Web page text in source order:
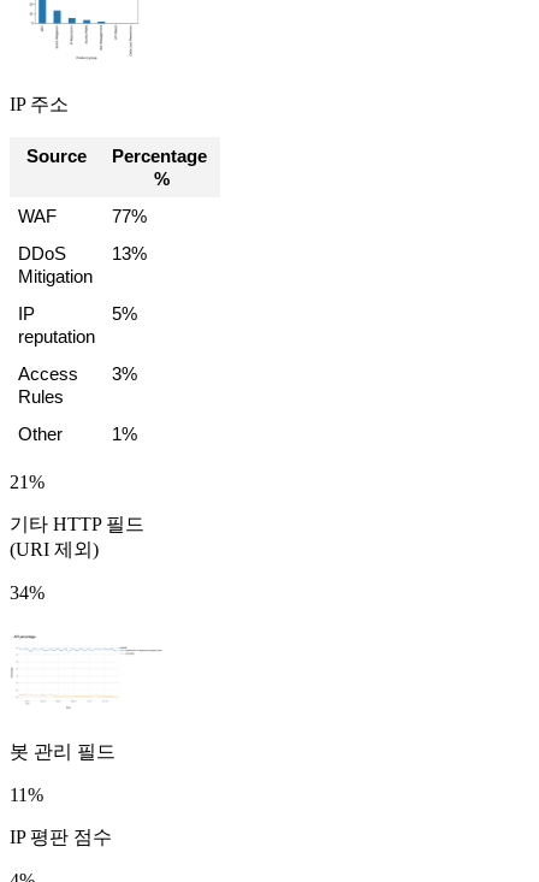
IP 주소
Source
Percentage
%
WAF
77%
DDoS
Mitigation
13%
IP
reputation
5%
Access
Rules
3%
Other 1%
21%
기타 HTTP 필드
(URI 제외)
34%
봇 관리 필드
11%
IP 평판 점수